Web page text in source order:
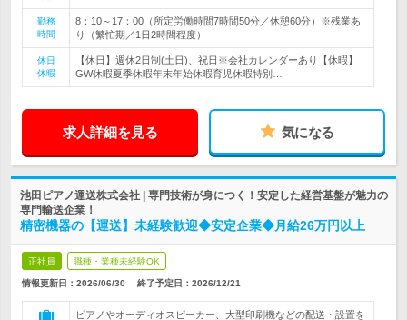
勤務
時間
8：10～17：00（所定労働時間7時間50分／休憩60分）※残業あ
り（繁忙期／1日2時間程度）
休日
休暇
【休日】週休2日制(土日)、祝日※会社カレンダーあり【休暇】
GW休暇夏季休暇年末年始休暇育児休暇特別…
求人詳細を見る 気になる
池田ピアノ運送株式会社 | 専門技術が身につく！安定した経営基盤が魅力の
専門輸送企業！
精密機器の【運送】未経験歓迎◆安定企業◆月給26万円以上
正社員 職種・業種未経験OK
情報更新日：2026/06/30 終了予定日： 2026/12/21
ピアノやオーディオスピーカー、大型印刷機などの配送・設置を